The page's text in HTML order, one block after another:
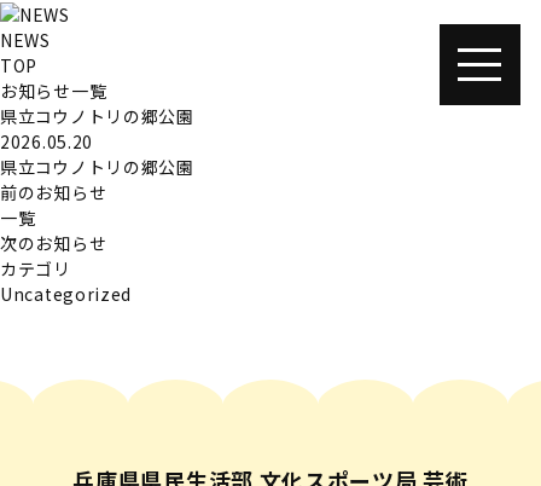
NEWS
TOP
お知らせ一覧
県立コウノトリの郷公園
2026.05.20
県立コウノトリの郷公園
前のお知らせ
一覧
次のお知らせ
カテゴリ
Uncategorized
兵庫県県民生活部 文化スポーツ局 芸術